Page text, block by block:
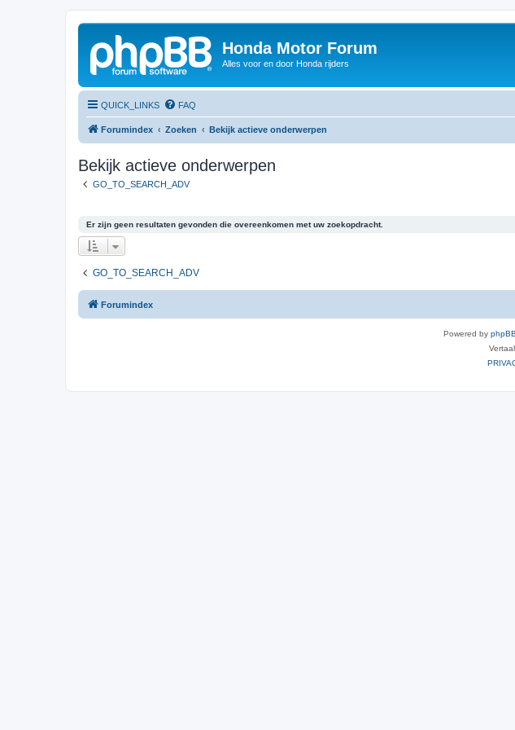
Honda Motor Forum
Alles voor en door Honda rijders
QUICK_LINKS FAQ
Forumindex Zoeken Bekijk actieve onderwerpen
Bekijk actieve onderwerpen
GO_TO_SEARCH_ADV
Er zijn geen resultaten gevonden die overeenkomen met uw zoekopdracht.
GO_TO_SEARCH_ADV
Forumindex
Powered by phpBB